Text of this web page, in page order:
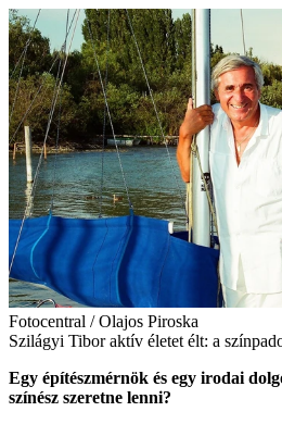
Fotocentral / Olajos Piroska
Szilágyi Tibor aktív életet élt: a
Egy építészmérnök és egy irodai
színész szeretne lenni?